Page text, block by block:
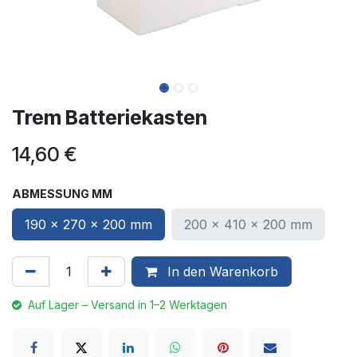
Trem Batteriekasten
14,60 €
ABMESSUNG MM
190 x 270 x 200 mm 200 x 410 x 200 mm
In den Warenkorb
Auf Lager – Versand in 1–2 Werktagen